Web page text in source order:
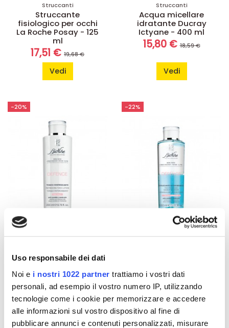
Uso responsabile dei dati
Noi e i nostri 1022 partner trattiamo i vostri dati
personali, ad esempio il vostro numero IP, utilizzando
tecnologie come i cookie per memorizzare e accedere
alle informazioni sul vostro dispositivo al fine di
pubblicare annunci e contenuti personalizzati, misurare
Struccanti
Struccante
fisiologico per occhi
La Roche Posay - 125
ml
17,51 € 19,68 €
Vedi
Struccanti
Acqua micellare
idratante Ducray
Ictyane - 400 ml
15,80 €18,59 €
Vedi
-20%
Rinfrescante Bionike
15,75 € 19,69 €
Aggiungi al
carrello
-22%
Disponibile su prenotazione
ml
16,22 €20,79 €
Aggiungi al
carrello